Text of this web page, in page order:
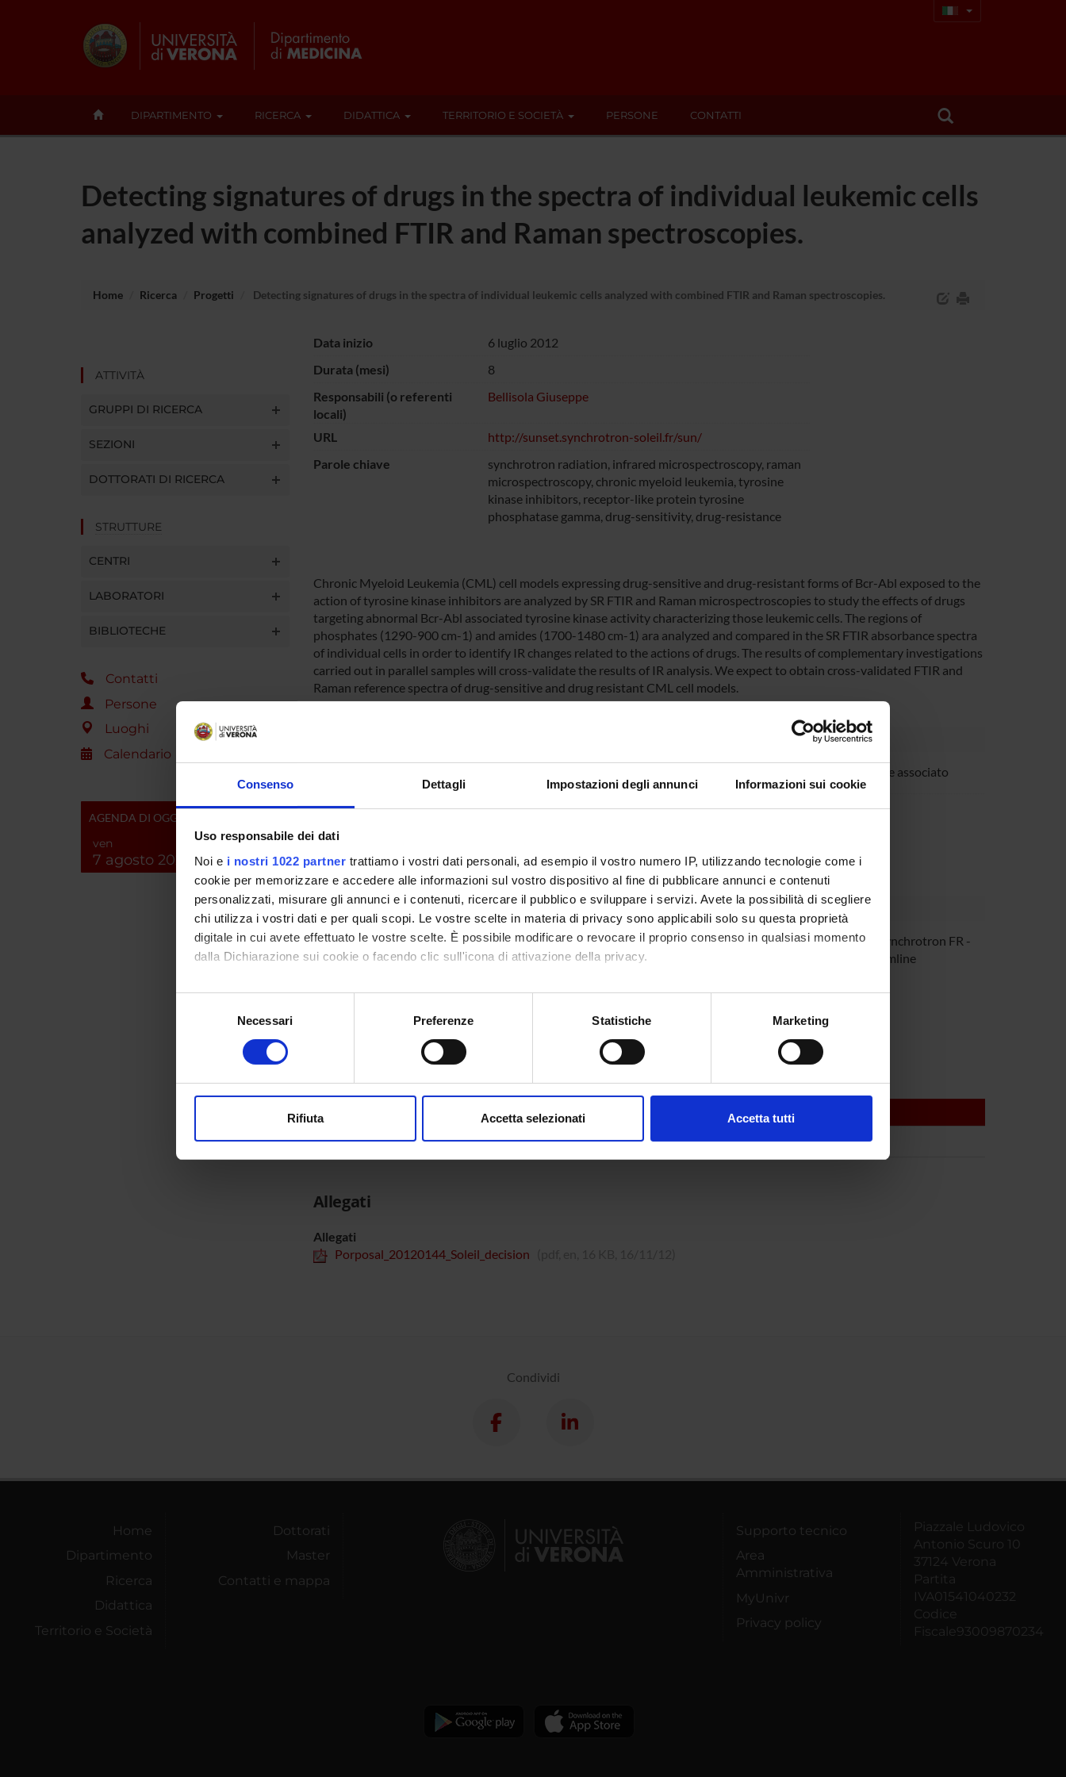
Consenso Dettagli Impostazioni degli annunci Informazioni sui cookie
Uso responsabile dei dati
Noi e i nostri 1022 partner trattiamo i vostri dati personali, ad esempio il vostro numero IP, utilizzando tecnologie come i
cookie per memorizzare e accedere alle informazioni sul vostro dispositivo al fine di pubblicare annunci e contenuti
personalizzati, misurare gli annunci e i contenuti, ricercare il pubblico e sviluppare i servizi. Avete la possibilità di scegliere
chi utilizza i vostri dati e per quali scopi. Le vostre scelte in materia di privacy sono applicabili solo su questa proprietà
digitale in cui avete effettuato le vostre scelte. È possibile modificare o revocare il proprio consenso in qualsiasi momento
dalla Dichiarazione sui cookie o facendo clic sull'icona di attivazione della privacy.
Con il tuo consenso, vorremmo anche:
raccogliere informazioni sulla tua posizione geografica, con un'approssimazione di qualche metro,
digitali).
modificare o ritirare il tuo consenso in qualsiasi momento dalla Dichiarazione sui cookie.
Necessari Preferenze Statistiche Marketing
Rifiuta Accetta selezionati Accetta tutti
DIPARTIMENTO RICERCA DIDATTICA TERRITORIO E SOCIETÀ PERSONE CONTATTI
Detecting signatures of drugs in the spectra of individual leukemic cells
analyzed with combined FTIR and Raman spectroscopies.
Home Ricerca Progetti Detecting signatures of drugs in the spectra of individual leukemic cells analyzed with combined FTIR and Raman spectroscopies.
ATTIVITÀ
GRUPPI DI RICERCA
SEZIONI
DOTTORATI DI RICERCA
STRUTTURE
CENTRI
LABORATORI
BIBLIOTECHE
Contatti
Persone
Luoghi
Calendario
AGENDA DI OGGI
ven
7 agosto 2026
Data inizio
6 luglio 2012
Durata (mesi)
8
Responsabili (o referenti
locali)
Bellisola Giuseppe
URL
http://sunset.synchrotron-soleil.fr/sun/
Parole chiave
synchrotron radiation, infrared microspectroscopy, raman
microspectroscopy, chronic myeloid leukemia, tyrosine
kinase inhibitors, receptor-like protein tyrosine
phosphatase gamma, drug-sensitivity, drug-resistance
Chronic Myeloid Leukemia (CML) cell models expressing drug-sensitive and drug-resistant forms of Bcr-Abl exposed to the
action of tyrosine kinase inhibitors are analyzed by SR FTIR and Raman microspectroscopies to study the effects of drugs
targeting abnormal Bcr-Abl associated tyrosine kinase activity characterizing those leukemic cells. The regions of
phosphates (1290-900 cm-1) and amides (1700-1480 cm-1) ara analyzed and compared in the SR FTIR absorbance spectra
of individual cells in order to identify IR changes related to the actions of drugs. The results of complementary investigations
carried out in parallel samples will cross-validate the results of IR analysis. We expect to obtain cross-validated FTIR and
Raman reference spectra of drug-sensitive and drug resistant CML cell models.
Elisabetta Moratti
Giovannino Silvestri
Professore associato
Marzia Vezzalini
COLLABORATORI ESTERNI
Gianfelice Cinque
Diamond Light Source -
UK B22 IR beamlline
Sientist
SOLEIL Synchrotron FR -
Christophe Sandt
SOLEIL Synchrotron FR -
SMIS beamline
Patologia Generale
Allegati
Allegati
Porposal_20120144_Soleil_decision
Condividi
Home
Dipartimento
Ricerca
Didattica
Territorio e Società
Dottorati
Master
Contatti e mappa
Supporto tecnico
Area
Amministrativa
MyUnivr
Privacy policy
Piazzale Ludovico
Antonio Scuro 10
37124 Verona
Partita
IVA01541040232
Codice
Fiscale93009870234